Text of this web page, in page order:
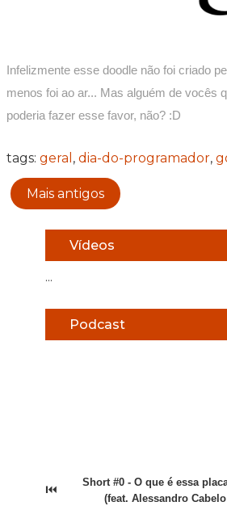
Infelizmente esse doodle não foi criado
menos foi ao ar... Mas alguém de vocês
poderia fazer esse favor, não? :D
tags: geral , dia-do-programador,
Mais antigos
Vídeos
...
Podcast
⏮
Short #0 - O que é essa
(feat. Alessandro